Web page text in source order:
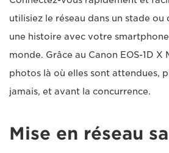
utilisiez le réseau dans un stade ou
une histoire avec votre
monde. Grâce au Canon EOS-1D X
photos là où elles sont attendues,
jamais, et avant la concurrence.
Mise en réseau